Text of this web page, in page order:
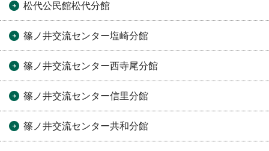
松代公民館松代分館
篠ノ井交流センター塩崎分館
篠ノ井交流センター西寺尾分館
篠ノ井交流センター信里分館
篠ノ井交流センター共和分館